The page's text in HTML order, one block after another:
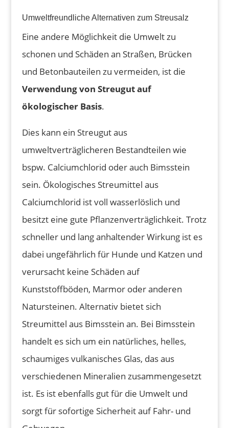
Umweltfreundliche Alternativen zum Streusalz
Eine andere Möglichkeit die Umwelt zu
schonen und Schäden an Straßen, Brücken
und Betonbauteilen zu vermeiden, ist die
Verwendung von Streugut auf
ökologischer Basis.
Dies kann ein Streugut aus
umweltverträglicheren Bestandteilen wie
bspw. Calciumchlorid oder auch Bimsstein
sein. Ökologisches Streumittel aus
Calciumchlorid ist voll wasserlöslich und
besitzt eine gute Pflanzenverträglichkeit. Trotz
schneller und lang anhaltender Wirkung ist es
dabei ungefährlich für Hunde und Katzen und
verursacht keine Schäden auf
Kunststoffböden, Marmor oder anderen
Natursteinen. Alternativ bietet sich
Streumittel aus Bimsstein an. Bei Bimsstein
handelt es sich um ein natürliches, helles,
schaumiges vulkanisches Glas, das aus
verschiedenen Mineralien zusammengesetzt
ist. Es ist ebenfalls gut für die Umwelt und
sorgt für sofortige Sicherheit auf Fahr- und